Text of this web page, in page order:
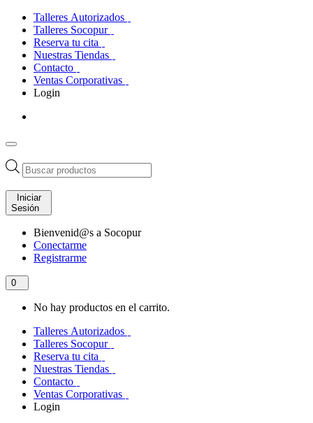
Talleres Autorizados
Talleres Socopur
Reserva tu cita
Nuestras Tiendas
Contacto
Ventas Corporativas
Login
Búsqueda
de
productos
Iniciar
Sesión
Bienvenid@s a Socopur
Conectarme
Registrarme
0
No hay productos en el carrito.
Talleres Autorizados
Talleres Socopur
Reserva tu cita
Nuestras Tiendas
Contacto
Ventas Corporativas
Login